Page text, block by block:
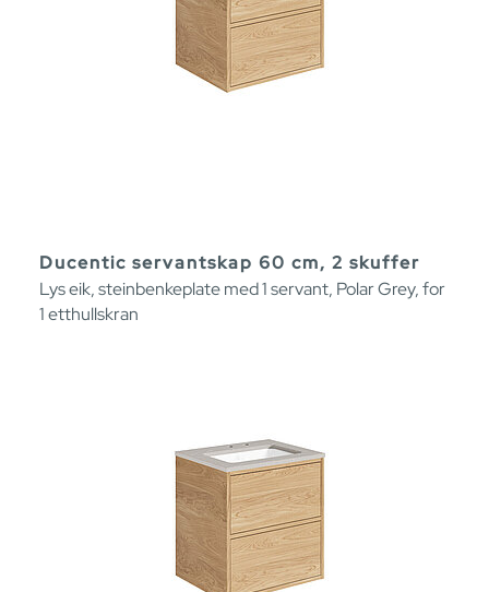
Ducentic servantskap 60 cm, 2 skuffer
Lys eik, steinbenkeplate med 1 servant, Polar Grey, for
1 etthullskran